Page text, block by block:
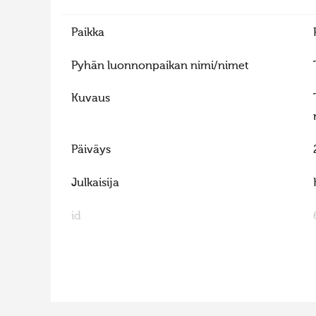
Paikka
Pyhän luonnonpaikan nimi/nimet
Kuvaus
Päiväys
Julkaisija
id